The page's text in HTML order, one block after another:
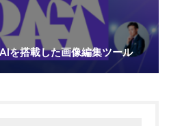
を搭載した画像編集ツール